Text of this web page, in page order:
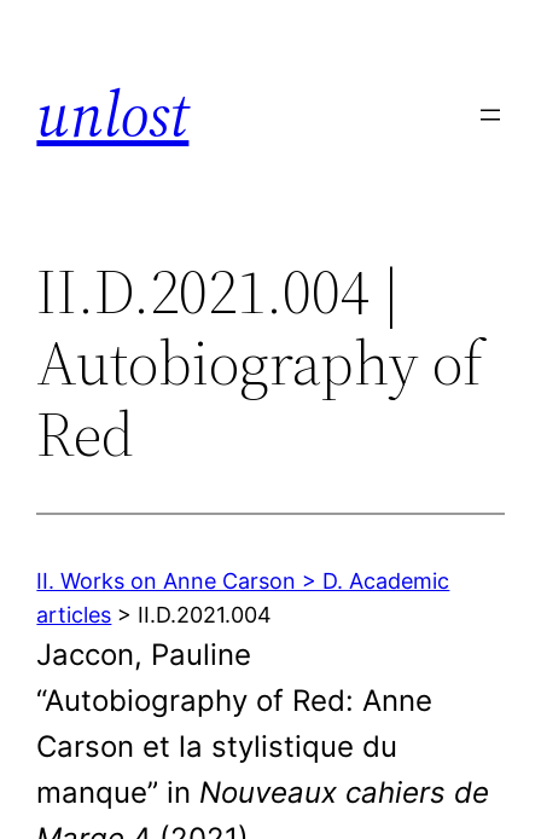
unlost
II.D.2021.004 |
Autobiography of
Red
II. Works on Anne Carson > D. Academic
articles > II.D.2021.004
Jaccon, Pauline
“Autobiography of Red: Anne
Carson et la stylistique du
manque” in Nouveaux cahiers de